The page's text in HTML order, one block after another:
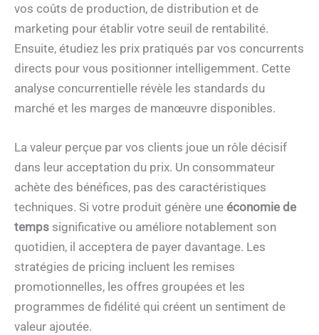
vos coûts de production, de distribution et de
marketing pour établir votre seuil de rentabilité.
Ensuite, étudiez les prix pratiqués par vos concurrents
directs pour vous positionner intelligemment. Cette
analyse concurrentielle révèle les standards du
marché et les marges de manœuvre disponibles.
La valeur perçue par vos clients joue un rôle décisif
dans leur acceptation du prix. Un consommateur
achète des bénéfices, pas des caractéristiques
techniques. Si votre produit génère une économie de
temps significative ou améliore notablement son
quotidien, il acceptera de payer davantage. Les
stratégies de pricing incluent les remises
promotionnelles, les offres groupées et les
programmes de fidélité qui créent un sentiment de
valeur ajoutée.